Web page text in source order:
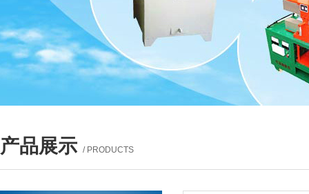
产品展示 / PRODUCTS